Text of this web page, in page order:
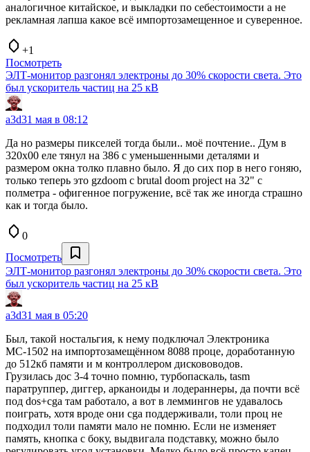
аналогичное китайское, и выкладки по себестоимости а не
рекламная лапша какое всё импортозамещенное и суверенное.
+1
Посмотреть
ЭЛТ-монитор разгонял электроны до 30% скорости света. Это
был ускоритель частиц на 25 кВ
a3d31 мая в 08:12
Да но размеры пикселей тогда были.. моё почтение.. Дум в
320х00 еле тянул на 386 с уменьшенными деталями и
размером окна толко плавно было. Я до сих пор в него гоняю,
только теперь это gzdoom с brutal doom project на 32" с
полметра - офигенное погружение, всё так же иногда страшно
как и тогда было.
0
Посмотреть
ЭЛТ-монитор разгонял электроны до 30% скорости света. Это
был ускоритель частиц на 25 кВ
a3d31 мая в 05:20
Был, такой ностальгия, к нему подключал Электроника
МС-1502 на импортозамещённом 8088 проце, доработанную
до 512кб памяти и м контроллером дискововодов.
Грузилась дос 3-4 точно помню, турбопаскаль, tasm
паратруппер, диггер, арканоиды и лодераннеры, да почти всё
под dos+cga там работало, а вот в леммингов не удавалось
поиграть, хотя вроде они cga поддерживали, толи проц не
подходил толи памяти мало не помню. Если не изменяет
память, кнопка с боку, выдвигала подставку, можно было